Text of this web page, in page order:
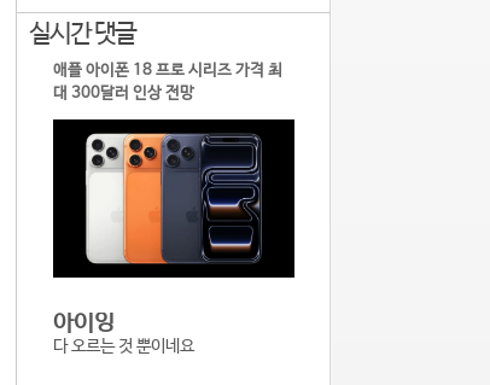
실시간 댓글
애플 아이폰 18 프로 시리즈 가격 최
대 300달러 인상 전망
아이잉
다 오르는 것 뿐이네요